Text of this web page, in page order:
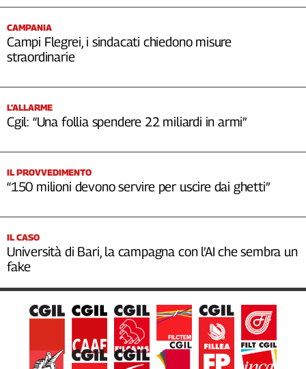
CAMPANIA
Campi Flegrei, i sindacati chiedono misure
straordinarie
L’ALLARME
Cgil: “Una follia spendere 22 miliardi in armi”
IL PROVVEDIMENTO
“150 milioni devono servire per uscire dai ghetti”
IL CASO
Università di Bari, la campagna con l’AI che sembra un
fake